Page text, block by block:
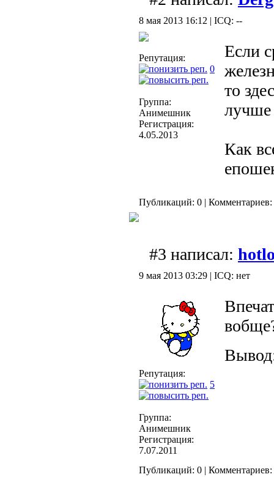
8 мая 2013 16:12 | ICQ: --
Репутация:
0
Группа:
Анимешник
Регистрация:
4.05.2013
Если
то
лучше
Как
Публикаций: 0 | Комментариев:
#3 написал:
9 мая 2013 03:29 | ICQ: нет
Репутация:
5
Группа:
Анимешник
Регистрация:
7.07.2011
Публикаций: 0 | Комментариев: